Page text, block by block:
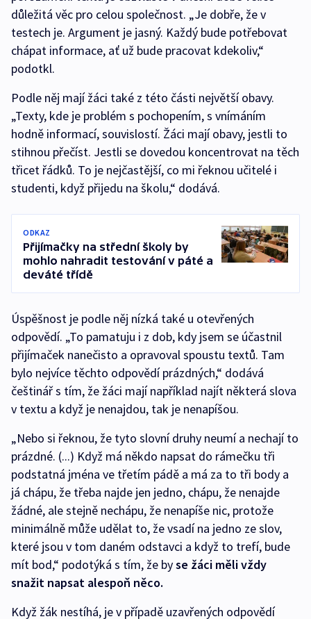
důležitá věc pro celou společnost. „Je dobře, že v
testech je. Argument je jasný. Každý bude potřebovat
chápat informace, ať už bude pracovat kdekoliv,“
podotkl.
Podle něj mají žáci také z této části největší obavy.
„Texty, kde je problém s pochopením, s vnímáním
hodně informací, souvislostí. Žáci mají obavy, jestli to
stihnou přečíst. Jestli se dovedou koncentrovat na těch
třicet řádků. To je nejčastější, co mi řeknou učitelé i
studenti, když přijedu na školu,“ dodává.
ODKAZ
Přijímačky na střední školy by
mohlo nahradit testování v páté a
deváté třídě
Úspěšnost je podle něj nízká také u otevřených
odpovědí. „To pamatuju i z dob, kdy jsem se účastnil
přijímaček nanečisto a opravoval spoustu textů. Tam
bylo nejvíce těchto odpovědí prázdných,“ dodává
češtinář s tím, že žáci mají například najít některá slova
v textu a když je nenajdou, tak je nenapíšou.
„Nebo si řeknou, že tyto slovní druhy neumí a nechají to
prázdné. (...) Když má někdo napsat do rámečku tři
podstatná jména ve třetím pádě a má za to tři body a
já chápu, že třeba najde jen jedno, chápu, že nenajde
žádné, ale stejně nechápu, že nenapíše nic, protože
minimálně může udělat to, že vsadí na jedno ze slov,
které jsou v tom daném odstavci a když to trefí, bude
mít bod,“ podotýká s tím, že byse žáci měli vždy
snažit napsat alespoň něco.
Když žák nestíhá, je v případě uzavřených odpovědí